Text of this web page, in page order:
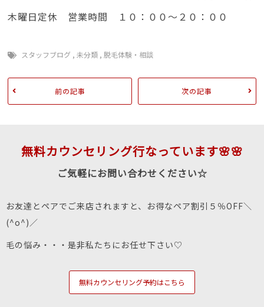
木曜日定休 営業時間 １０：００～２０：００
スタッフブログ ,未分類 ,脱毛体験・相談
前の記事 次の記事
無料カウンセリング行なっています🌸🌸
ご気軽にお問い合わせください☆
お友達とペアでご来店されますと、お得なペア割引５％OFF＼
(^o^)／
毛の悩み・・・是非私たちにお任せ下さい♡
無料カウンセリング予約はこちら